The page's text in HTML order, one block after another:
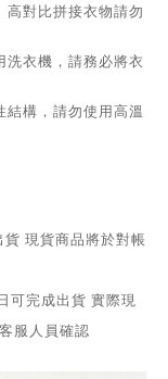
高對比拼接衣物請勿
洗衣機，請務必將衣
結構，請勿使用高溫
現貨商品將於對帳
可完成出貨 實際現
服人員確認